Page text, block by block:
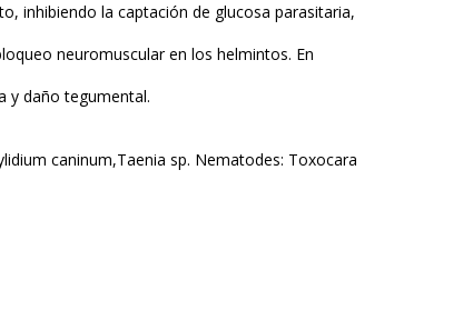
inhibiendo la captación de glucosa parasitaria,
neuromuscular en los helmintos. En
y daño tegumental.
caninum,Taenia sp. Nematodes: Toxocara